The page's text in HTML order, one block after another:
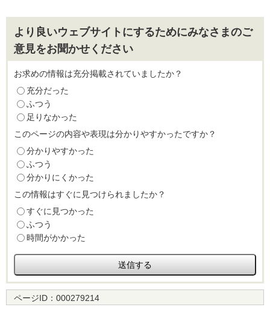
より良いウェブサイトにするためにみなさまのご
意見をお聞かせください
お求めの情報は充分掲載されていましたか？
充分だった
ふつう
足りなかった
このページの内容や表現は分かりやすかったですか？
分かりやすかった
ふつう
分かりにくかった
この情報はすぐに見つけられましたか？
すぐに見つかった
ふつう
時間がかかった
ページID： 000279214